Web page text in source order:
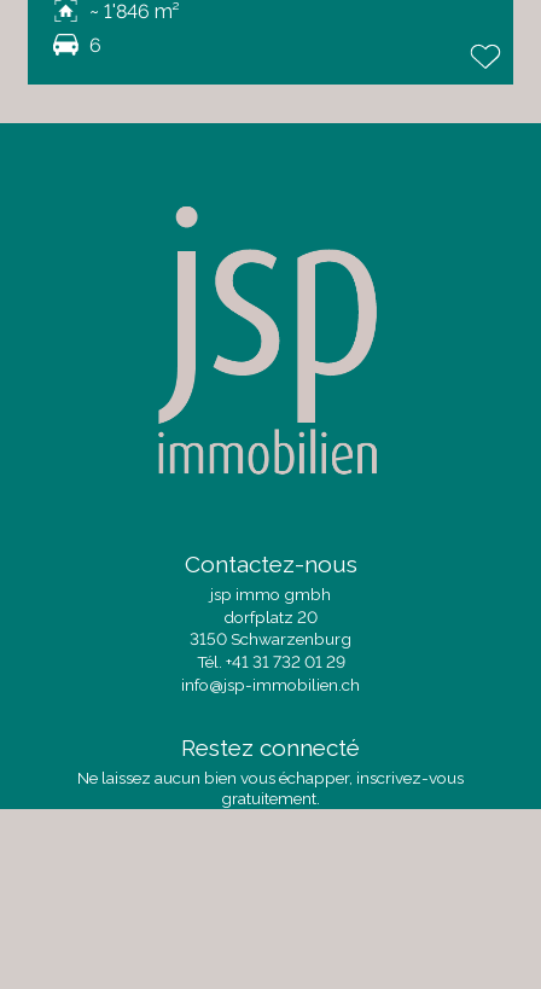
~ 1'846 m²
6
Contactez-nous
jsp immo gmbh
dorfplatz 20
3150 Schwarzenburg
Tél. +41 31 732 01 29
info@jsp-immobilien.ch
Restez connecté
Ne laissez aucun bien vous échapper, inscrivez-vous
gratuitement.